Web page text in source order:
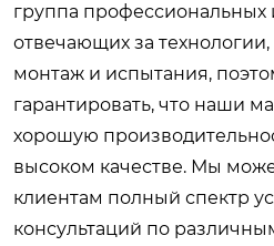
группа
отвечающих за
монтаж и испытания,
гарантировать, что наши
хорошую
высоком качестве. Мы
клиентам полный спектр
консультаций по